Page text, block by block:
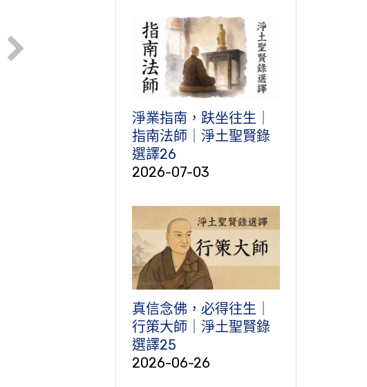
淨業指南，趺坐往生｜
指南法師｜淨土聖賢錄
選譯26
2026-07-03
真信念佛，必得往生｜
行策大師｜淨土聖賢錄
選譯25
2026-06-26